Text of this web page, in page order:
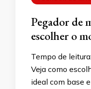
Pegador de
escolher o
Tempo de leitura:
Veja como
ideal com base